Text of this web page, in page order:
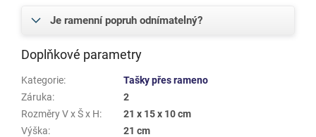
Je ramenní popruh odnímatelný?
Doplňkové parametry
Kategorie:
Tašky přes rameno
Záruka:
2
Rozměry V x Š x H:
21 x 15 x 10 cm
Výška:
21 cm